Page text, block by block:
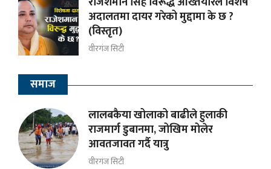
अदालतमा दायर गरेको मुद्दामा के छ ?
(विस्तृत)
वीरगंज सिटी
समाज
लालबकैया खोलाको बाढीले हुलाकी
राजमार्ग डुबानमा, जोखिम मोलेर
आवतजावत गर्दै यात्रु
वीरगंज सिटी